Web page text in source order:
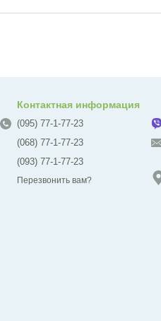
Контактная информация
(095) 77-1-77-23
(068) 77-1-77-23
(093) 77-1-77-23
Перезвонить вам?